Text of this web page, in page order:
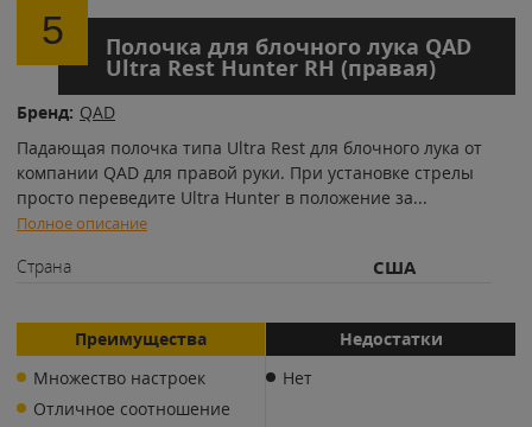
5 Полочка для блочного лука QAD
Ultra Rest Hunter RH (правая)
Бренд: QAD
Падающая полочка типа Ultra Rest для блочного лука от
компании QAD для правой руки. При установке стрелы
просто переведите Ultra Hunter в положение за...
Полное описание
Страна США
Преимущества
Множество настроек
Отличное соотношение
Недостатки
Нет